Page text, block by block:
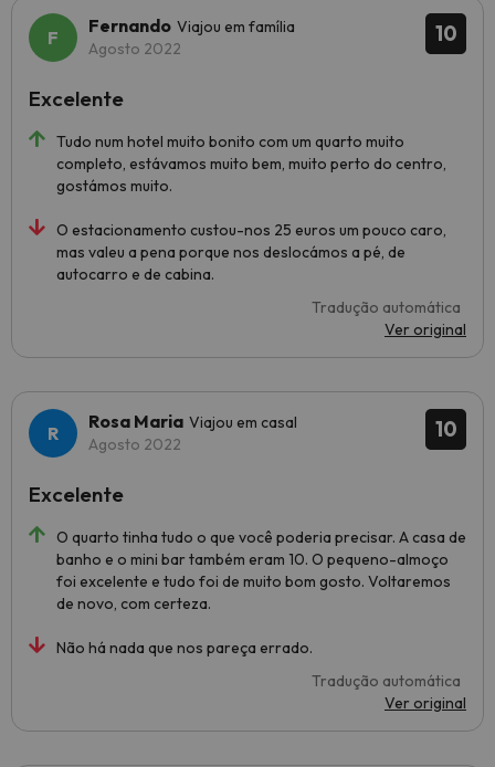
10
Fernando Viajou em família
Agosto 2022
Tudo num hotel muito bonito com um quarto muito
completo, estávamos muito bem, muito perto do centro,
gostámos muito.
O estacionamento custou-nos 25 euros um pouco caro,
mas valeu a pena porque nos deslocámos a pé, de
autocarro e de cabina.
Tradução automática
Ver original
Excelente
10
Rosa Maria Viajou em casal
Agosto 2022
O quarto tinha tudo o que você poderia precisar. A casa de
banho e o mini bar também eram 10. O pequeno-almoço
foi excelente e tudo foi de muito bom gosto. Voltaremos
de novo, com certeza.
Não há nada que nos pareça errado.
Tradução automática
Ver original
Excelente